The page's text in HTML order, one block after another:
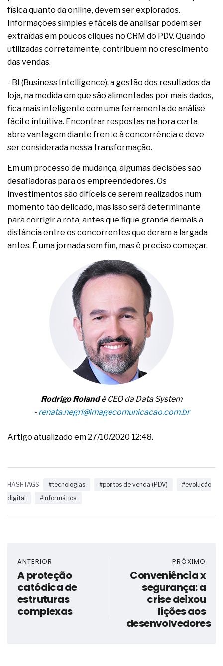
física quanto da online, devem ser explorados.
Informações simples e fáceis de analisar podem ser
extraídas em poucos cliques no CRM do PDV. Quando
utilizadas corretamente, contribuem no crescimento
das vendas.
- BI (Business Intelligence): a gestão dos resultados da
loja, na medida em que são alimentadas por mais dados,
fica mais inteligente com uma ferramenta de análise
fácil e intuitiva. Encontrar respostas na hora certa
abre vantagem diante frente à concorrência e deve
ser considerada nessa transformação.
Em um processo de mudança, algumas decisões são
desafiadoras para os empreendedores. Os
investimentos são difíceis de serem realizados num
momento tão delicado, mas isso será determinante
para corrigir a rota, antes que fique grande demais a
distância entre os concorrentes que deram a largada
antes. É uma jornada sem fim, mas é preciso começar.
Rodrigo Rolandé CEO da Data System
-renata.negri@imagecomunicacao.com.br
Artigo atualizado em 27/10/2020 12:48.
HASHTAGS #tecnologias #pontos de venda (PDV)
#evolução
digital
#informática
ANTERIOR
A proteção
catódica de
estruturas
complexas
PRÓXIMO
Conveniência x
segurança: a
crise deixou
lições aos
desenvolvedores